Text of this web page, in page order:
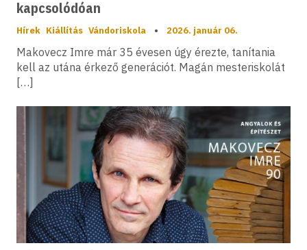
kapcsolódóan
Hírek Kiállítás Vándoriskola • 2026. január 06.
Makovecz Imre már 35 évesen úgy érezte, tanítania
kell az utána érkező generációt. Magán mesteriskolát
[…]